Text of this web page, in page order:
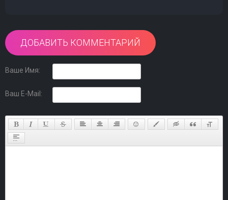
ДОБАВИТЬ КОММЕНТАРИЙ
Ваше Имя:
Ваш E-Mail: